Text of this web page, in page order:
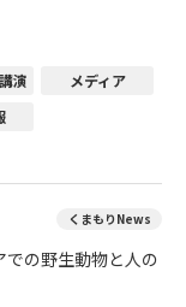
演
メディア
くまもりNews
の野生動物と人の